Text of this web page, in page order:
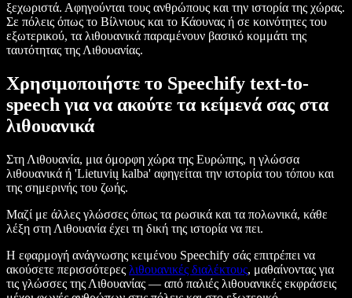
ξεχωριστά. Αφηγούνται τους ανθρώπους και την ιστορία της χώρας.
Σε πόλεις όπως το Βίλνιους και το Κάουνας ή σε κοινότητες του
εξωτερικού, τα λιθουανικά παραμένουν βασικό κομμάτι της
ταυτότητας της Λιθουανίας.
Χρησιμοποιήστε το Speechify text-to-
speech για να ακούτε τα κείμενά σας στα
λιθουανικά
Στη Λιθουανία, μια όμορφη χώρα της Ευρώπης, η γλώσσα
λιθουανικά ή 'Lietuvių kalba' αφηγείται την ιστορία του τόπου και
της σημερινής του ζωής.
Μαζί με άλλες γλώσσες όπως τα ρωσικά και τα πολωνικά, κάθε
λέξη στη Λιθουανία έχει τη δική της ιστορία να πει.
Η εφαρμογή ανάγνωσης κειμένου Speechify σάς επιτρέπει να
ακούσετε περισσότερες λιθουανικές διαλέκτους, μαθαίνοντας για
τις γλώσσες της Λιθουανίας — από παλιές λιθουανικές εκφράσεις